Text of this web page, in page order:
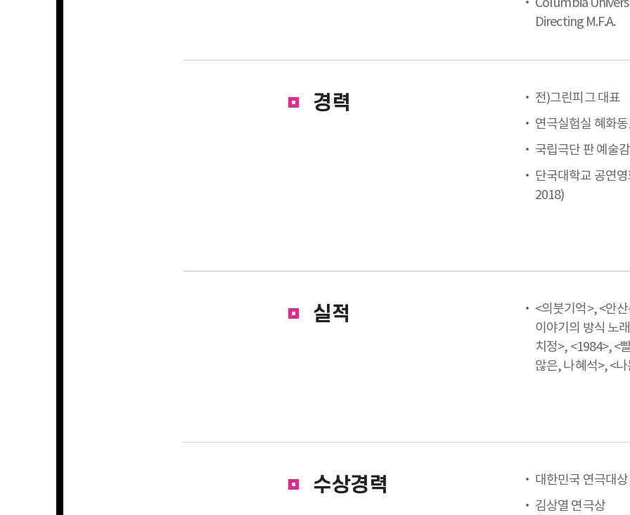
Columbia
Directing M.F.A.
경력
전)그린피그 대표
연극실험실 혜화
국립극단 판 예술
단국대학교 공연
2018)
실적
<의붓기억>, <안
이야기의 방식 노
치정>, <1984>, <
않은, 나혜석>, <
수상경력
대한민국 연극대
김상열 연극상